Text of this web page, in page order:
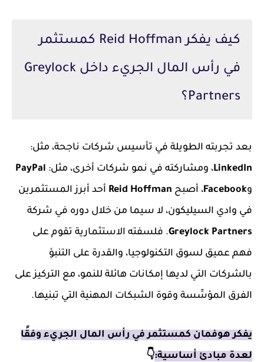
كيف يفكر Reid Hoffman كمستثمر
في رأس المال الجريء داخل Greylock
Partners؟
بعد تجربته الطويلة في تأسيس شركات ناجحة، مثل:
LinkedIn، ومشاركته في نمو شركات أخرى، مثل: PayPal
وFacebook، أصبح
أحد أبرز المستثمرين
في وادي السيليكون، لا سيما من خلال دوره في شركة
Greylock Partners. فلسفته الاستثمارية تقوم على
فهم عميق لسوق التكنولوجيا، والقدرة على التنبؤ
بالشركات التي لديها إمكانات هائلة للنمو، مع التركيز على
الفرق المؤسِّسة وقوة الشبكات المهنية التي تبنيها.
يفكر هوفمان كمستثمر في رأس المال الجريء وفقًا
لعدة مبادئ أساسية:👇